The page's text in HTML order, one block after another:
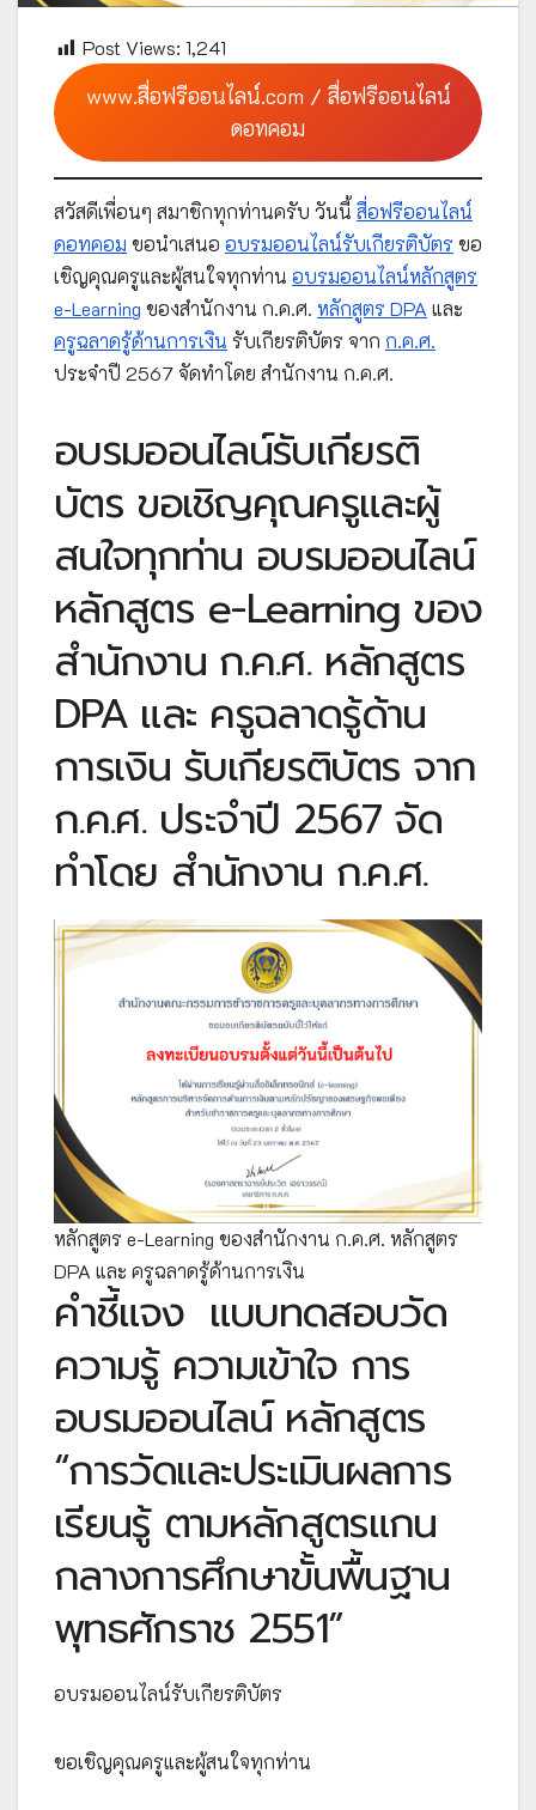
Post Views: 1,241
www.สื่อฟรีออนไลน์.com / สื่อฟรีออนไลน์
ดอทคอม
สวัสดีเพื่อนๆ สมาชิกทุกท่านครับ วันนี้ สื่อฟรีออนไลน์
ดอทคอม ขอนำเสนอ อบรมออนไลน์รับเกียรติบัตร ขอ
เชิญคุณครูและผู้สนใจทุกท่าน อบรมออนไลน์หลักสูตร
e-Learning ของสำนักงาน ก.ค.ศ. หลักสูตร DPA และ
ครูฉลาดรู้ด้านการเงิน รับเกียรติบัตร จาก ก.ค.ศ.
ประจำปี 2567 จัดทำโดย สำนักงาน ก.ค.ศ.
อบรมออนไลน์รับเกียรติ
บัตร ขอเชิญคุณครูและผู้
สนใจทุกท่าน อบรมออนไลน์
หลักสูตร e-Learning ของ
สำนักงาน ก.ค.ศ. หลักสูตร
DPA และ ครูฉลาดรู้ด้าน
การเงิน รับเกียรติบัตร จาก
ก.ค.ศ. ประจำปี 2567 จัด
ทำโดย สำนักงาน ก.ค.ศ.
หลักสูตร e-Learning ของสำนักงาน ก.ค.ศ. หลักสูตร
DPA และ ครูฉลาดรู้ด้านการเงิน
คำชี้แจง แบบทดสอบวัด
ความรู้ ความเข้าใจ การ
อบรมออนไลน์ หลักสูตร
“การวัดและประเมินผลการ
เรียนรู้ ตามหลักสูตรแกน
กลางการศึกษาขั้นพื้นฐาน
พุทธศักราช 2551”
อบรมออนไลน์รับเกียรติบัตร
ขอเชิญคุณครูและผู้สนใจทุกท่าน